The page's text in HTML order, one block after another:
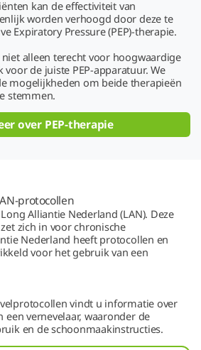
kan de effectiviteit van
worden verhoogd door deze te
Expiratory Pressure (PEP)-therapie.
alleen terecht voor hoogwaardige
de juiste PEP-apparatuur. We
mogelijkheden om beide therapieën
stemmen.
over PEP-therapie
protocollen
Alliantie Nederland (LAN). Deze
zich in voor chronische
Nederland heeft protocollen en
voor het gebruik van een
vindt u informatie over
een vernevelaar, waaronder de
en de schoonmaakinstructies.